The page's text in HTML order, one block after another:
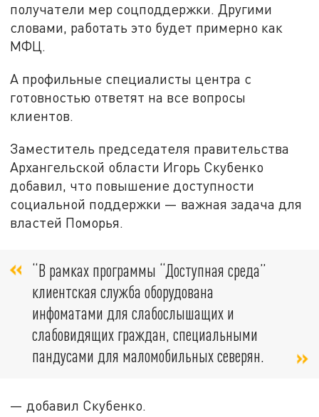
получатели мер соцподдержки. Другими
словами, работать это будет примерно как
МФЦ.
А профильные специалисты центра с
готовностью ответят на все вопросы
клиентов.
Заместитель председателя правительства
Архангельской области Игорь Скубенко
добавил, что повышение доступности
социальной поддержки — важная задача для
властей Поморья.
“В рамках программы “Доступная среда”
клиентская служба оборудована
инфоматами для слабослышащих и
слабовидящих граждан, специальными
пандусами для маломобильных северян.
— добавил Скубенко.